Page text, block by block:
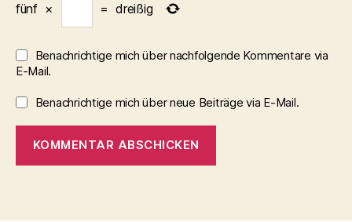
fünf × = dreißig
Benachrichtige mich über nachfolgende Kommentare via
E-Mail.
Benachrichtige mich über neue Beiträge via E-Mail.